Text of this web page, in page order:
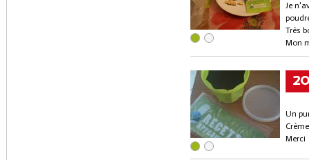
Je
Très
Mon
20
Un
Merci